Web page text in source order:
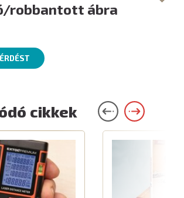
robbantott ábra
cikkek